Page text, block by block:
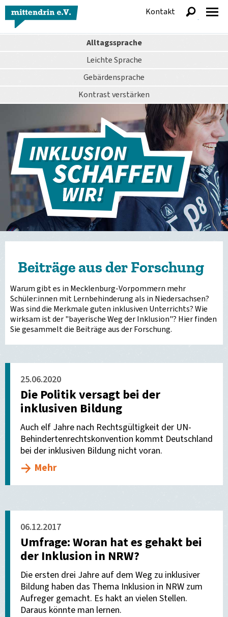
Alltagssprache
Leichte Sprache
Gebärdensprache
Kontrastverstärken
Kontakt
anzeigen
Beiträge aus der Forschung
Warum gibt es in Mecklenburg-Vorpommern mehr
Schüler:innen mit Lernbehinderung als in Niedersachsen?
Was sind die Merkmale guten inklusiven Unterrichts? Wie
wirksam ist der "bayerische Weg der Inklusion"? Hier finden
Sie gesammelt die Beiträge aus der Forschung.
25.06.2020
Die Politik versagt bei der
inklusiven Bildung
Auch elf Jahre nach Rechtsgültigkeit der UN-
Behindertenrechtskonvention kommt Deutschland
bei der inklusiven Bildung nicht voran.
Mehr
06.12.2017
Umfrage: Woran hat es gehakt bei
der Inklusion in NRW?
Die ersten drei Jahre auf dem Weg zu inklusiver
Bildung haben das Thema Inklusion in NRW zum
Aufreger gemacht. Es hakt an vielen Stellen.
Daraus könnte man lernen.